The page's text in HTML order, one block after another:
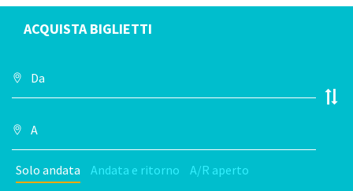
ACQUISTA BIGLIETTI
Solo andata Andata e ritorno A/R aperto